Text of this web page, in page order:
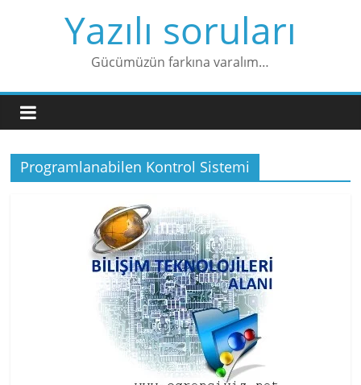
Yazılı soruları
Gücümüzün farkına varalım…
Programlanabilen Kontrol Sistemi